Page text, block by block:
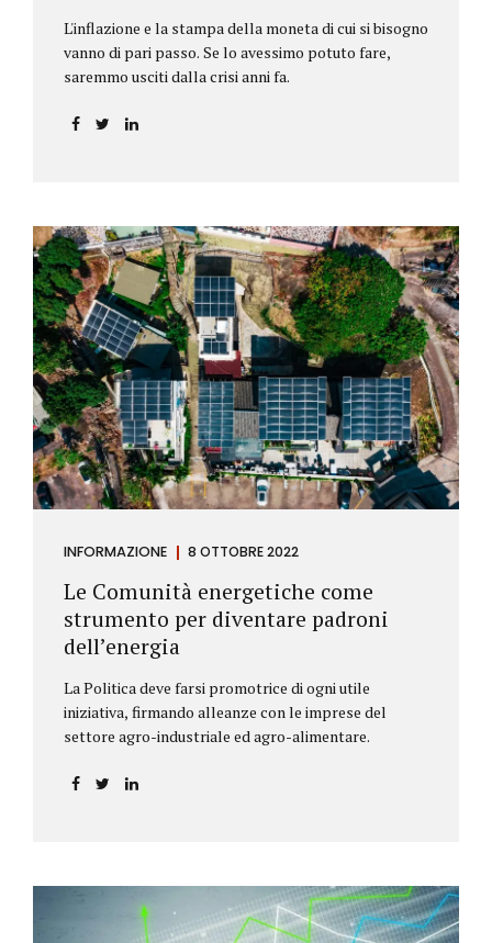
L'inflazione e la stampa della moneta di cui si bisogno
vanno di pari passo. Se lo avessimo potuto fare,
saremmo usciti dalla crisi anni fa.
INFORMAZIONE 8 OTTOBRE 2022
Le Comunità energetiche come
strumento per diventare padroni
dell’energia
La Politica deve farsi promotrice di ogni utile
iniziativa, firmando alleanze con le imprese del
settore agro-industriale ed agro-alimentare.